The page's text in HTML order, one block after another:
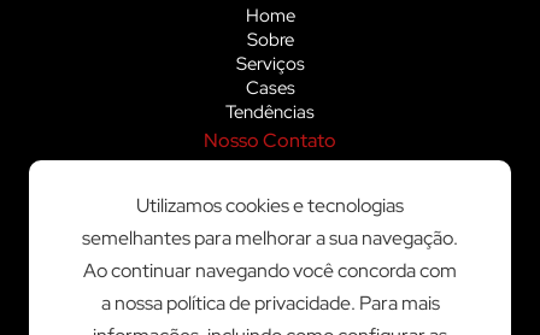
Home
Sobre
Serviços
Cases
Tendências
Nosso Contato
(51) 99985-5864
atendimento@sartoriarquitetos.com.br
Redes Sociais
Utilizamos cookies e tecnologias
semelhantes para melhorar a sua navegação.
Ao continuar navegando você concorda com
a nossa política de privacidade. Para mais